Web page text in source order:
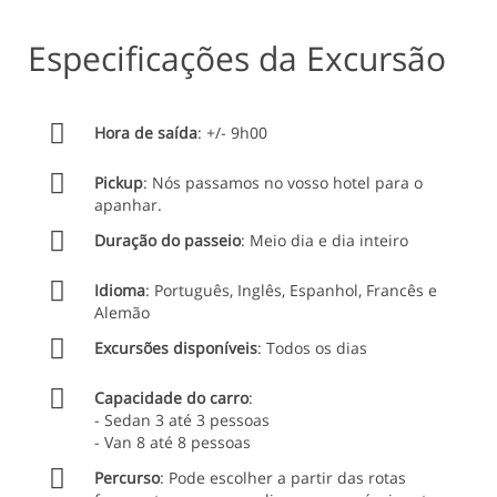
1.1 - Aderindo aos nossos serviços de "atividades", tem
ao seu serviço, uma atividade previamente definida.
1.2 - Na sua fatura, não encontrará qualquer custo
adicional, apenas o que tiver acordado previamente
2 - Seguros e Responsabilidade civil
2.1 - No valor, está incluído os seguros e seguros de
responsabilidade civil exigidos por lei.
2.2 - Os seguros são da responsabilidade da empresa
que fornece a atividade.
2.3 - Em caso de acidente a responsabilidade é única e
exclusivamente da empresa fornecedora/Parceiro que
realiza a atividade.
3 - Política de Cancelamento
3.1 - Não o penalizaremos se cancelar a sua reserva até
48 horas antes do início do serviço. Se o fizer depois
Especificações da Excursão
Hora de saída: +/- 9h00
Pickup: Nós passamos no vosso hotel para o
apanhar.
Duração do passeio: Meio dia e dia inteiro
Idioma: Português, Inglês, Espanhol, Francês e
Alemão
Excursões disponíveis: Todos os dias
Capacidade do carro:
- Sedan 3 até 3 pessoas
- Van 8 até 8 pessoas
Percurso: Pode escolher a partir das rotas